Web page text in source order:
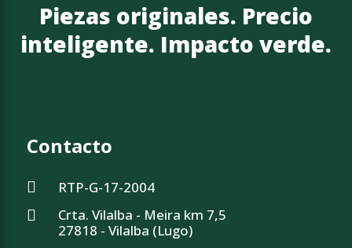
Piezas originales. Precio
inteligente. Impacto verde.
Contacto
RTP-G-17-2004
Crta. Vilalba - Meira km 7,5
27818 - Vilalba (Lugo)